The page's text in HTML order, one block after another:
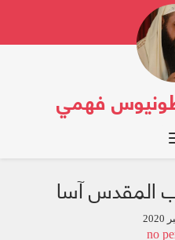
فهمي
Toggle
المقدس آسا
no